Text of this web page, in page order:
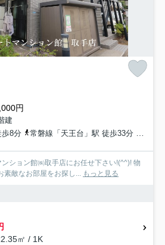
円
建
8分
常磐線「天王台」駅 徒歩33分 常磐
ション館㈱取手店にお任せ下さい!(^^)! 物
素敵なお部屋をお探し... もっと見る
㎡ / 1K